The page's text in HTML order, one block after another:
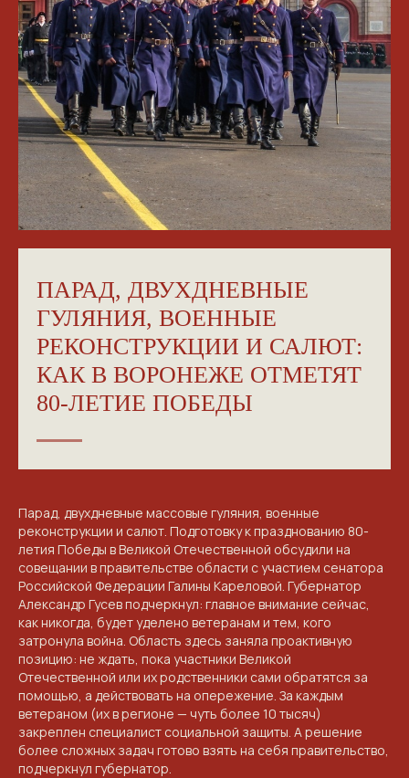
ПАРАД, ДВУХДНЕВНЫЕ
ГУЛЯНИЯ, ВОЕННЫЕ
РЕКОНСТРУКЦИИ И САЛЮТ:
КАК В ВОРОНЕЖЕ ОТМЕТЯТ
80-ЛЕТИЕ ПОБЕДЫ
Парад, двухдневные массовые гуляния, военные
реконструкции и салют. Подготовку к празднованию 80-
летия Победы в Великой Отечественной обсудили на
совещании в правительстве области с участием сенатора
Российской Федерации Галины Кареловой. Губернатор
Александр Гусев подчеркнул: главное внимание сейчас,
как никогда, будет уделено ветеранам и тем, кого
затронула война. Область здесь заняла проактивную
позицию: не ждать, пока участники Великой
Отечественной или их родственники сами обратятся за
помощью, а действовать на опережение. За каждым
ветераном (их в регионе — чуть более 10 тысяч)
закреплен специалист социальной защиты. А решение
более сложных задач готово взять на себя правительство,
подчеркнул губернатор.